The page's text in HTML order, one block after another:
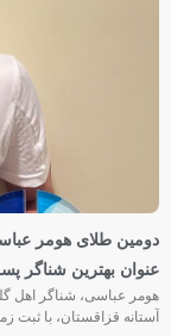
دومین طلای هومر
عنوان بهترین شناگر
هومر عباسی، شناگر اهل
آستانه قزاقستان، با ثبت زمان ۲۵.۷۶ ثانیه در ماده ۵۰ متر کرال پشت به